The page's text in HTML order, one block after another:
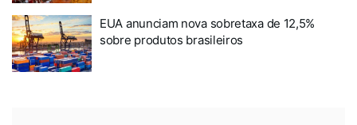
EUA anunciam nova sobretaxa de 12,5%
sobre produtos brasileiros